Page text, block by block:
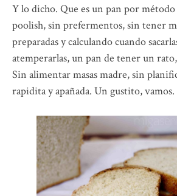
Y lo dicho. Que es un pan por
poolish, sin prefermentos, sin tener
preparadas y calculando cuando
atemperarlas, un pan de tener un
Sin alimentar masas madre, sin
rapidita y apañada. Un gustito, vamos.